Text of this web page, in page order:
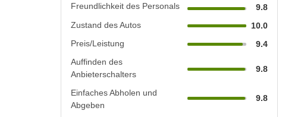
Freundlichkeit des Personals
9.8
Zustand des Autos
10.0
Preis/Leistung
9.4
Auffinden des
Anbieterschalters
9.8
Einfaches Abholen und
Abgeben
9.8